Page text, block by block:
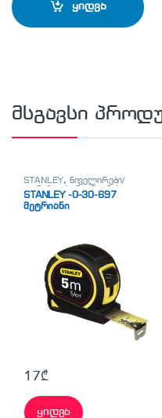
ყიდვა
მსგავსი
STANLEY, ნიველირები/
თარაზოები/მეტრიანები
STANLEY -0-30-697
მეტრიანი
17₾
ყიდვა